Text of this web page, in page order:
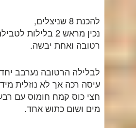
להכנת 8 שניצלים,
נכין מראש 2 בלילות
רטובה ואחת יבשה.
לבלילה הרטובה נערבב
עיסה רכה אך לא נוזלית
חצי כוס קמח חומוס עם
מים ושום כתוש אחד.